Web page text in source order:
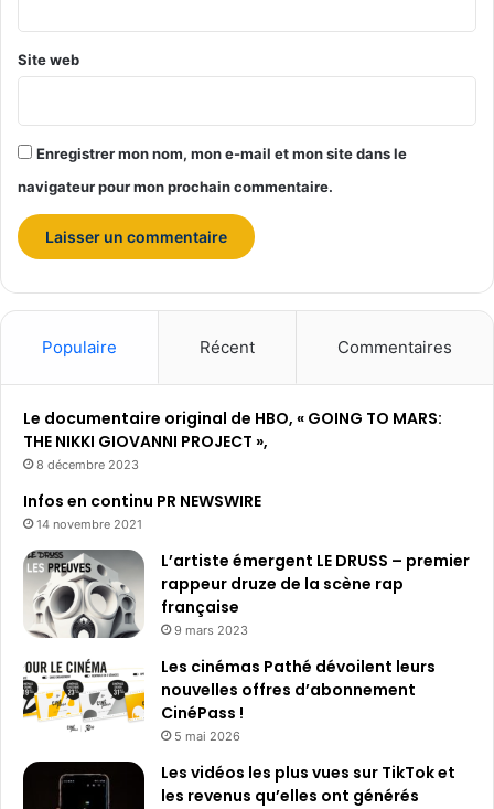
v
d
e
e
n
e
u
s
n
s
s
Site web
Enregistrer mon nom, mon e-mail et mon site dans le
navigateur pour mon prochain commentaire.
Populaire Récent Commentaires
Le documentaire original de HBO, « GOING TO MARS:
THE NIKKI GIOVANNI PROJECT »,
8 décembre 2023
Infos en continu PR NEWSWIRE
14 novembre 2021
L’artiste émergent LE DRUSS – premier
rappeur druze de la scène rap
française
9 mars 2023
Les cinémas Pathé dévoilent leurs
nouvelles offres d’abonnement
CinéPass !
5 mai 2026
Les vidéos les plus vues sur TikTok et
les revenus qu’elles ont générés